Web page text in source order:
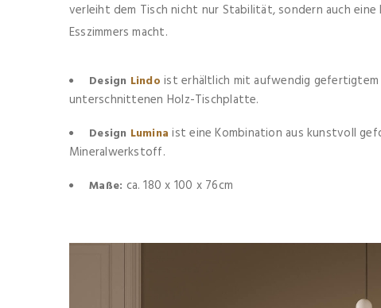
verleiht dem Tisch nicht nur Stabilität, sondern auch
Esszimmers macht.
Design Lindo ist erhältlich mit aufwendig
unterschnittenen Holz-Tischplatte.
Design Lumina ist eine Kombination aus kunstvoll
Mineralwerkstoff.
Maße: ca. 180 x 100 x 76cm